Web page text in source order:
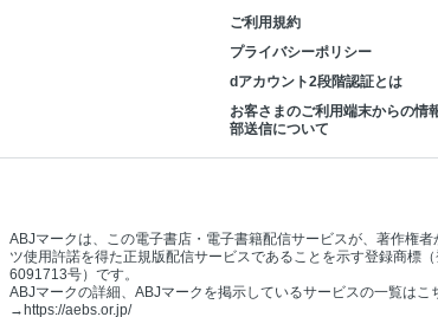
ご利用規約
プライバシーポリシー
dアカウント2段階認証とは
お客さまのご利用端末からの情
部送信について
ABJマークは、この電子書店・電子書籍配信サービスが、著作権者
ツ使用許諾を得た正規版配信サービスであることを示す登録商標
6091713号）です。
ABJマークの詳細、ABJマークを掲示しているサービスの一覧はこ
→ https://aebs.or.jp/